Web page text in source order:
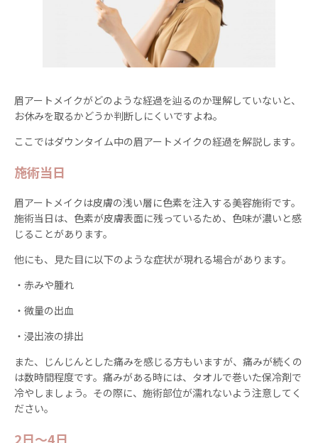
眉アートメイクがどのような経過を辿るのか理解していないと、
お休みを取るかどうか判断しにくいですよね。
ここではダウンタイム中の眉アートメイクの経過を解説します。
施術当日
眉アートメイクは皮膚の浅い層に色素を注入する美容施術です。
施術当日は、色素が皮膚表面に残っているため、色味が濃いと感
じることがあります。
他にも、見た目に以下のような症状が現れる場合があります。
・赤みや腫れ
・微量の出血
・浸出液の排出
また、じんじんとした痛みを感じる方もいますが、痛みが続くの
は数時間程度です。痛みがある時には、タオルで巻いた保冷剤で
冷やしましょう。その際に、施術部位が濡れないよう注意してく
ださい。
2日〜4日